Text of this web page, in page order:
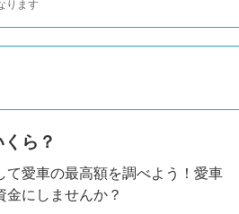
ります
ら？
て愛車の最高額を調べよう！愛車
金にしませんか？